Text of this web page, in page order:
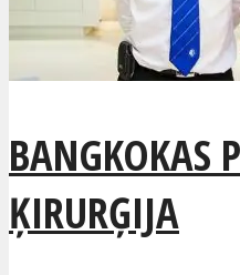
BANGKOKAS
ĶIRURĢIJA